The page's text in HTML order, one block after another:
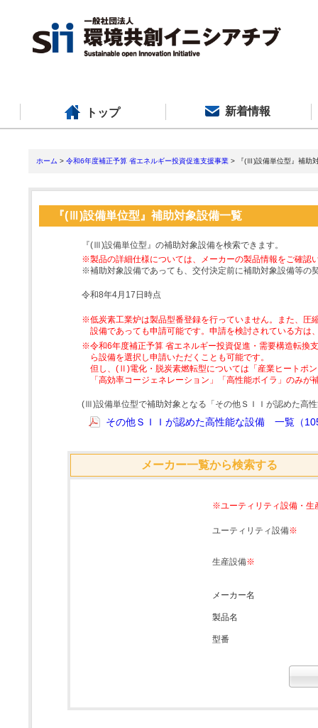
トップ 新着情報
ホーム > 令和6年度補正予算 省エネルギー投資促進支援事業 > 『(Ⅲ)設備単位型』補助
『(Ⅲ)設備単位型』補助対象設備一覧
『(Ⅲ)設備単位型』の補助対象設備を検索できます。
※製品の詳細仕様については、メーカーの製品情報をご確認
※補助対象設備であっても、交付決定前に補助対象設備等の
令和8年4月17日時点
※低炭素工業炉は製品型番登録を行っていません。また、圧
設備であっても申請可能です。申請を検討されている方は
※令和6年度補正予算 省エネルギー投資促進・需要構造転
ら設備を選択し申請いただくことも可能です。
但し、(Ⅱ)電化・脱炭素燃転型については「産業ヒートポ
「高効率コージェネレーション」「高性能ボイラ」のみが
(Ⅲ)設備単位型で補助対象となる「その他ＳＩＩが認めた高
その他ＳＩＩが認めた高性能な設備 一覧（
メーカー一覧から検索する
※ユーティリティ設備・生
ユーティリティ設備※
生産設備※
メーカー名
製品名
型番